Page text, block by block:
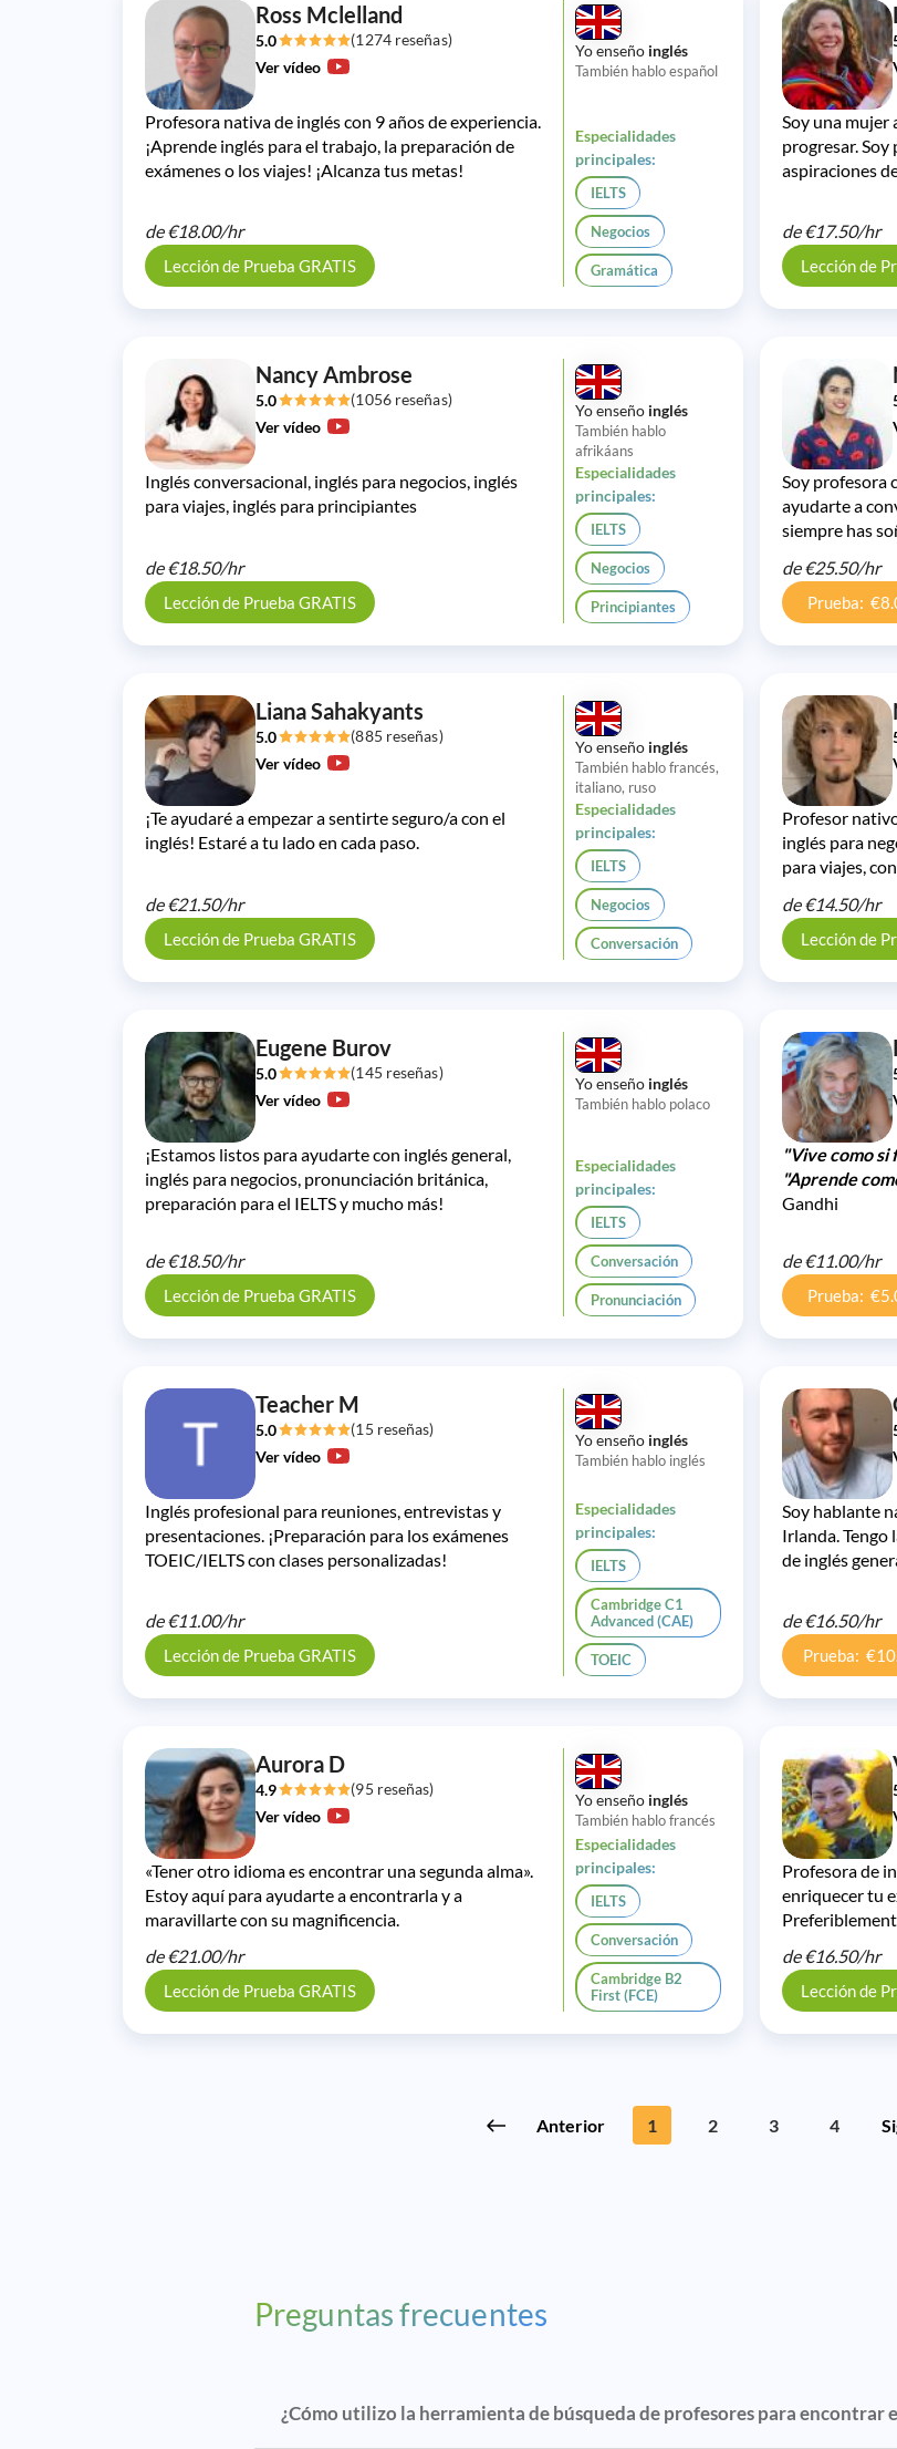
Ross Mclelland
5.0
(1274 reseñas)
Ver vídeo
Profesora nativa de inglés con 9 años de experiencia.
¡Aprende inglés para el trabajo, la preparación de
exámenes o los viajes! ¡Alcanza tus metas!
de€18.00/hr
Lección de Prueba GRATIS
Yo enseño inglés
También hablo español
Especialidades
principales:
IELTS
Negocios
Gramática
Soy una mujer
progresar. Soy
aspiraciones
de€17.50/hr
Lección de
Nancy Ambrose
5.0
(1056 reseñas)
Ver vídeo
Inglés conversacional, inglés para negocios, inglés
para viajes, inglés para principiantes
de€18.50/hr
Lección de Prueba GRATIS
Yo enseño inglés
También hablo
afrikáans
Especialidades
principales:
IELTS
Negocios
Principiantes
Soy profesora
ayudarte a
siempre has
de€25.50/hr
Prueba:
Liana Sahakyants
5.0
(885 reseñas)
Ver vídeo
¡Te ayudaré a empezar a sentirte seguro/a con el
inglés! Estaré a tu lado en cada paso.
de€21.50/hr
Lección de Prueba GRATIS
Yo enseño inglés
También hablo francés,
italiano, ruso
Especialidades
principales:
IELTS
Negocios
Conversación
Profesor
inglés para
para viajes,
de€14.50/hr
Lección de
Eugene Burov
5.0
(145 reseñas)
Ver vídeo
¡Estamos listos para ayudarte con inglés general,
inglés para negocios, pronunciación británica,
preparación para el IELTS y mucho más!
de€18.50/hr
Lección de Prueba GRATIS
Yo enseño inglés
También hablo polaco
Especialidades
principales:
IELTS
Conversación
Pronunciación
"Vive como si
"Aprende
Gandhi
de€11.00/hr
Prueba:
Teacher M
5.0
(15 reseñas)
Ver vídeo
Inglés profesional para reuniones, entrevistas y
presentaciones. ¡Preparación para los exámenes
TOEIC/IELTS con clases personalizadas!
de€11.00/hr
Lección de Prueba GRATIS
Yo enseño inglés
También hablo inglés
Especialidades
principales:
IELTS
Cambridge C1
Advanced (CAE)
TOEIC
Soy hablante
Irlanda. Tengo
de inglés
de€16.50/hr
Prueba:
Aurora D
4.9
(95 reseñas)
Ver vídeo
«Tener otro idioma es encontrar una segunda alma».
Estoy aquí para ayudarte a encontrarla y a
maravillarte con su magnificencia.
de€21.00/hr
Lección de Prueba GRATIS
Yo enseño inglés
También hablo francés
Especialidades
principales:
IELTS
Conversación
Cambridge B2
First (FCE)
Profesora de
enriquecer tu
de€16.50/hr
Lección de
Anterior 1 2 3 4
Preguntas frecuentes
¿Cómo utilizo la herramienta de búsqueda de profesores para encontrar